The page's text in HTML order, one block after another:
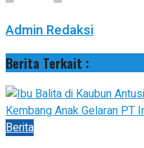
Admin Redaksi
Berita Terkait :
Berita